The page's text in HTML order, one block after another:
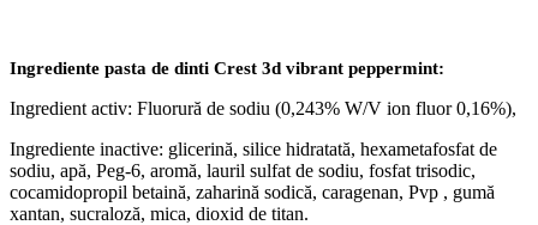
Ingrediente pasta de dinti Crest 3d vibrant peppermint:
Ingredient activ: Fluorură de sodiu (0,243% W/V ion fluor 0,16%),
Ingrediente inactive: glicerină, silice hidratată, hexametafosfat de
sodiu, apă, Peg-6, aromă, lauril sulfat de sodiu, fosfat trisodic,
cocamidopropil betaină, zaharină sodică, caragenan, Pvp , gumă
xantan, sucraloză, mica, dioxid de titan.